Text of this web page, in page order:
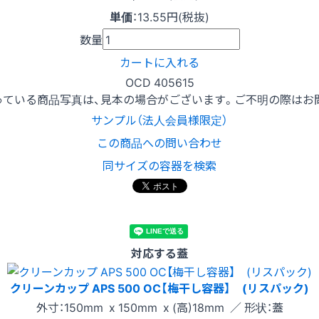
単価：13.55円(税抜)
数量
カートに入れる
OCD 405615
いる商品写真は、見本の場合がございます。ご不明の際はお
サンプル（法人会員様限定）
この商品への問い合わせ
同サイズの容器を検索
対応する蓋
クリーンカップ APS 500 OC【梅干し容器】 (リスパック)
外寸：150mm x 150mm x (高)18mm ／ 形状：蓋